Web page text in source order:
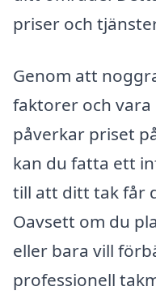
priser och
Genom att
faktorer och vara
påverkar priset
kan du fatta ett
till att ditt tak får
Oavsett om du
eller bara vill
professionell